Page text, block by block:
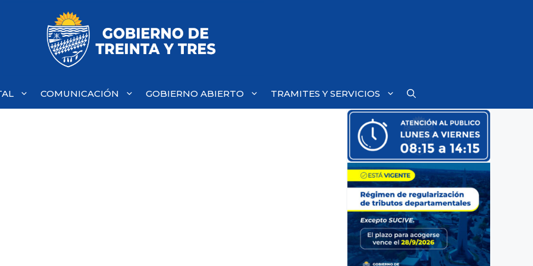
COMUNICACIÓN GOBIERNO ABIERTO TRAMITES Y SERVICIOS